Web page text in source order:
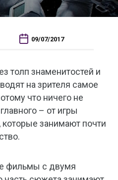
09/07/2017
толп знаменитостей и
на зрителя самое
что ничего не
– от игры
занимают почти
фильмы с двумя